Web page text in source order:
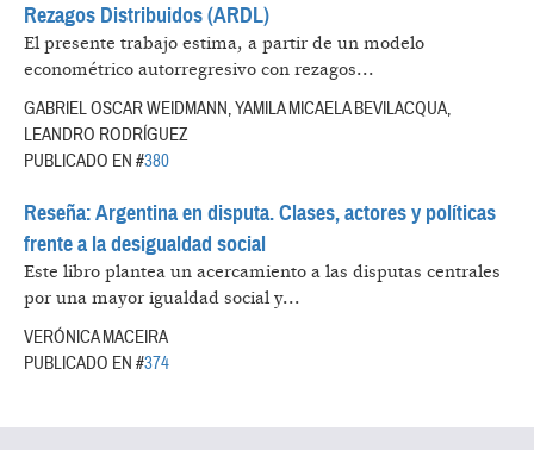
Rezagos Distribuidos (ARDL)
El presente trabajo estima, a partir de un modelo
econométrico autorregresivo con rezagos...
GABRIEL OSCAR WEIDMANN, YAMILA MICAELA BEVILACQUA,
LEANDRO RODRÍGUEZ
PUBLICADO EN #380
Reseña: Argentina en disputa. Clases, actores y políticas
frente a la desigualdad social
Este libro plantea un acercamiento a las disputas centrales
por una mayor igualdad social y...
VERÓNICA MACEIRA
PUBLICADO EN #374